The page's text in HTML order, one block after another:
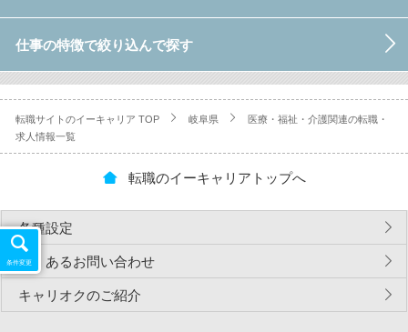
仕事の特徴で絞り込んで探す
転職サイトのイーキャリア TOP 岐阜県
医療・福祉・介護関連の転職・
求人情報一覧
条件変更
転職のイーキャリアトップへ
各種設定
よくあるお問い合わせ
キャリオクのご紹介